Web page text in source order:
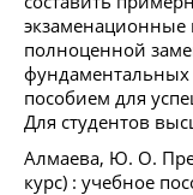
экзаменационные
полноценной
пособием для
Для студентов
Алмаева, Ю. О.
курс) : учебное